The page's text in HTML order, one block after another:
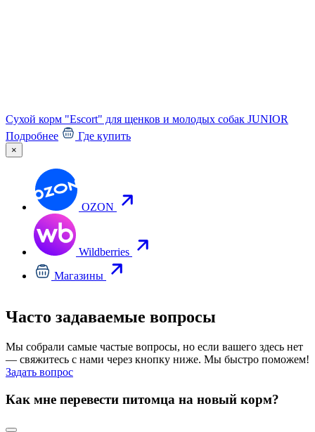
Сухой корм "Escort" для щенков и молодых собак JUNIOR
Подробнее
Где купить
×
OZON
Wildberries
Магазины
Часто задаваемые вопросы
Мы собрали самые частые вопросы, но если вашего здесь нет
— свяжитесь с нами через кнопку ниже. Мы быстро поможем!
Задать вопрос
Как мне перевести питомца на новый корм?